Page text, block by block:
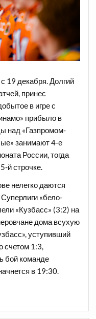
19 декабря. Долгий
принес
в игре с
прибыло в
над «Газпромом-
занимают 4-е
России, тогда
й строчке.
нелегко даются
«бело-
«Кузбасс» (3:2) на
дома всухую
уступивший
счетом 1:3,
бой команде
в 19:30.